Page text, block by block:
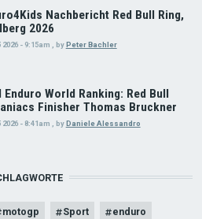
Nachbericht Red Bull Ring,
2026
2026 - 9:15am byPeter Bachler
Enduro World Ranking: Red Bull
Finisher Thomas Bruckner
2026 - 8:41am , byDaniele Alessandro
motogp Sport enduro